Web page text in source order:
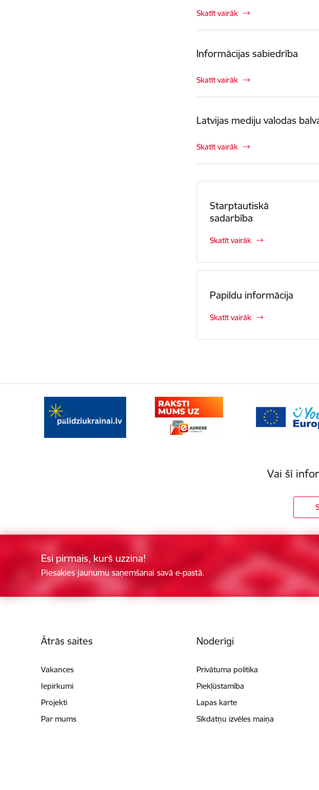
Skatīt vairāk
Informācijas sabiedrība
Skatīt vairāk
Latvijas mediju valodas
Skatīt vairāk
Starptautiskā
sadarbība
Skatīt vairāk
Papildu informācija
Skatīt vairāk
Vai šī
Esi pirmais, kurš uzzina!
Piesakies jaunumu saņemšanai savā e-pastā.
Ātrās saites
Vakances
Iepirkumi
Projekti
Par mums
Noderīgi
Privātuma politika
Piekļūstamība
Lapas karte
Sīkdatņu izvēles maiņa